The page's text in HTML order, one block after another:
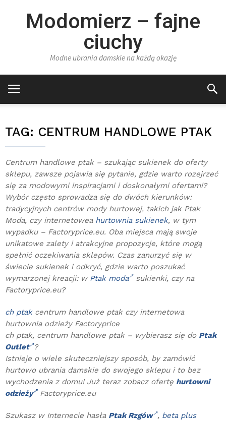
Modomierz – fajne
ciuchy
Modne ubrania damskie na każdą okazję
TAG: CENTRUM HANDLOWE PTAK
Centrum handlowe ptak – szukając sukienek do oferty
sklepu, zawsze pojawia się pytanie, gdzie warto rozejrzeć
się za modowymi inspiracjami i doskonałymi ofertami?
Wybór często sprowadza się do dwóch kierunków:
tradycyjnych centrów mody hurtowej, takich jak Ptak
Moda, czy internetowea hurtownia sukienek, w tym
wypadku – Factoryprice.eu. Oba miejsca mają swoje
unikatowe zalety i atrakcyjne propozycje, które mogą
spełnić oczekiwania sklepów. Czas zanurzyć się w
świecie sukienek i odkryć, gdzie warto poszukać
wymarzonej kreacji: w Ptak moda sukienki, czy na
Factoryprice.eu?
ch ptakcentrum handlowe ptak czy internetowa
hurtownia odzieży Factoryprice
ch ptak, centrum handlowe ptak – wybierasz się do Ptak
Outlet ?
Istnieje o wiele skuteczniejszy sposób, by zamówić
hurtowo ubrania damskie do swojego sklepu i to bez
wychodzenia z domu! Już teraz zobacz ofertę hurtowni
odzieży Factoryprice.eu
Szukasz w Internecie hasła Ptak Rzgów , beta plus